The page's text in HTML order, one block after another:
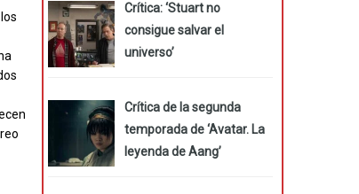
Crítica: ‘Stuart no
consigue salvar el
universo’
Crítica de la segunda
temporada de ‘Avatar. La
leyenda de Aang’